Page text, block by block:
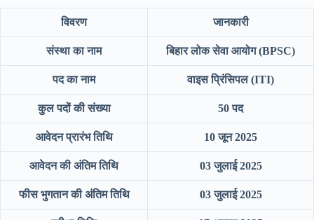
विवरण जानकारी
संस्था का नाम बिहार लोक सेवा आयोग (BPSC)
पद का नाम वाइस प्रिंसिपल (ITI)
कुल पदों की संख्या 50 पद
आवेदन प्रारंभ तिथि 10 जून 2025
आवेदन की अंतिम तिथि 03 जुलाई 2025
फीस भुगतान की अंतिम तिथि 03 जुलाई 2025